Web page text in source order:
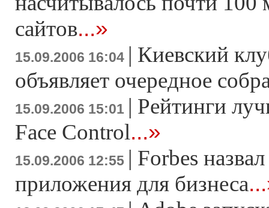
сайтов...»
15.09.2006 16:04 | Киевский
объявляет очередное
15.09.2006 15:01 | Рейтинги
Face Control...»
15.09.2006 12:55 | Forbes
приложения для бизнеса